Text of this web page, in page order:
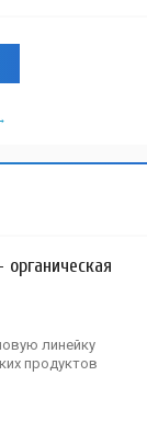
линейку
продуктов